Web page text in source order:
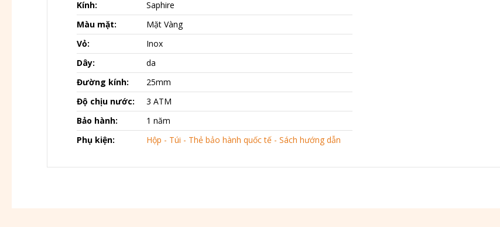
Kính:
Saphire
Màu mặt:
Mặt Vàng
Vỏ:
Inox
Dây:
da
Đường kính:
25mm
Độ chịu nước:
3 ATM
Bảo hành:
1 năm
Phụ kiện:
Hộp - Túi - Thẻ bảo hành quốc tế - Sách hướng dẫn